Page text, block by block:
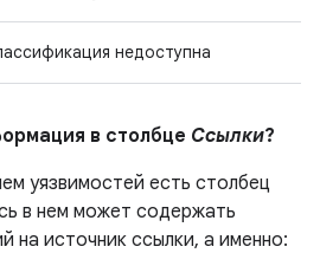
недоступна
в столбце Ссылки?
уязвимостей есть столбец
в нем может содержать
на источник ссылки, а именно: